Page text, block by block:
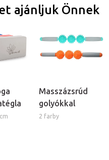
ajánljuk Önnek
Masszázsrúd
golyókkal
2 farby